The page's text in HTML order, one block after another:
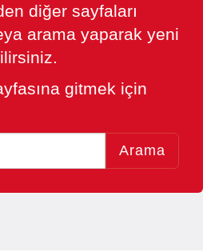
diğer sayfaları
arama yaparak yeni
gitmek için
Arama